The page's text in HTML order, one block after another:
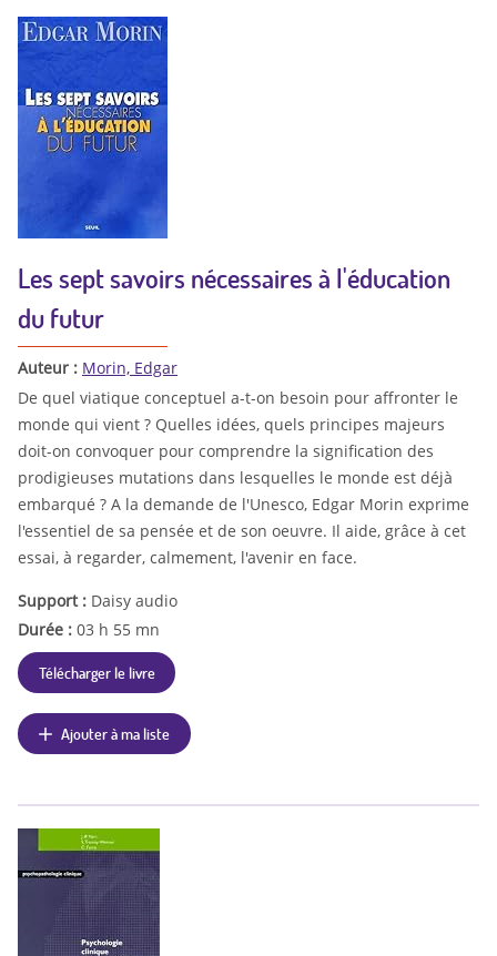
Les sept savoirs nécessaires à l'éducation
du futur
Auteur : Morin, Edgar
De quel viatique conceptuel a-t-on besoin pour affronter le
monde qui vient ? Quelles idées, quels principes majeurs
doit-on convoquer pour comprendre la signification des
prodigieuses mutations dans lesquelles le monde est déjà
embarqué ? A la demande de l'Unesco, Edgar Morin exprime
l'essentiel de sa pensée et de son oeuvre. Il aide, grâce à cet
essai, à regarder, calmement, l'avenir en face.
Support : Daisy audio
Durée : 03 h 55 mn
Télécharger le livre
Ajouter à ma liste